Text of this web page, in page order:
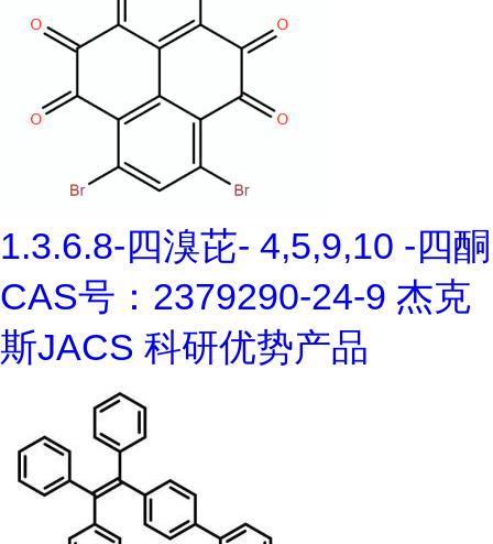
1.3.6.8-四溴芘- 4,5,9,10 -四酮
CAS号：2379290-24-9 杰克
斯JACS 科研优势产品